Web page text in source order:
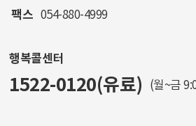
팩스 054-880-4999
행복콜센터
1522-0120(유료) (월~금